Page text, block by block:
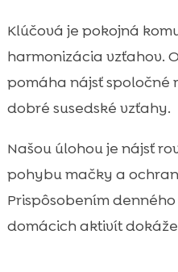
Klúčová je pokojná
harmonizácia vzťahov.
pomáha nájsť spoločné
dobré susedské vzťahy.
Našou úlohou je nájsť
pohybu mačky a
Prispôsobením
domácich aktivít